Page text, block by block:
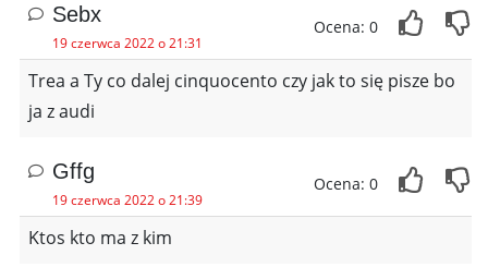
Sebx
19 czerwca 2022 o 21:31
Ocena: 0
Trea a Ty co dalej cinquocento czy jak to się pisze bo
ja z audi
Gffg
19 czerwca 2022 o 21:39
Ocena: 0
Ktos kto ma z kim